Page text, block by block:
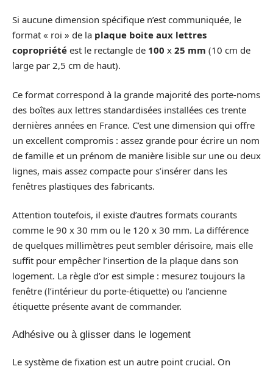
Si aucune dimension spécifique n’est communiquée, le
format « roi » de la plaque boite aux lettres
copropriété est le rectangle de 100 x 25 mm (10 cm de
large par 2,5 cm de haut).
Ce format correspond à la grande majorité des porte-noms
des boîtes aux lettres standardisées installées ces trente
dernières années en France. C’est une dimension qui offre
un excellent compromis : assez grande pour écrire un nom
de famille et un prénom de manière lisible sur une ou deux
lignes, mais assez compacte pour s’insérer dans les
fenêtres plastiques des fabricants.
Attention toutefois, il existe d’autres formats courants
comme le 90 x 30 mm ou le 120 x 30 mm. La différence
de quelques millimètres peut sembler dérisoire, mais elle
suffit pour empêcher l’insertion de la plaque dans son
logement. La règle d’or est simple : mesurez toujours la
fenêtre (l’intérieur du porte-étiquette) ou l’ancienne
étiquette présente avant de commander.
Adhésive ou à glisser dans le logement
Le système de fixation est un autre point crucial. On